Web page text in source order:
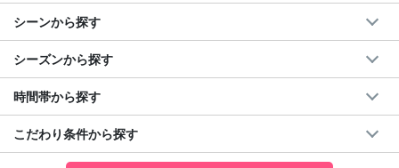
シーンから探す
シーズンから探す
時間帯から探す
こだわり条件から探す